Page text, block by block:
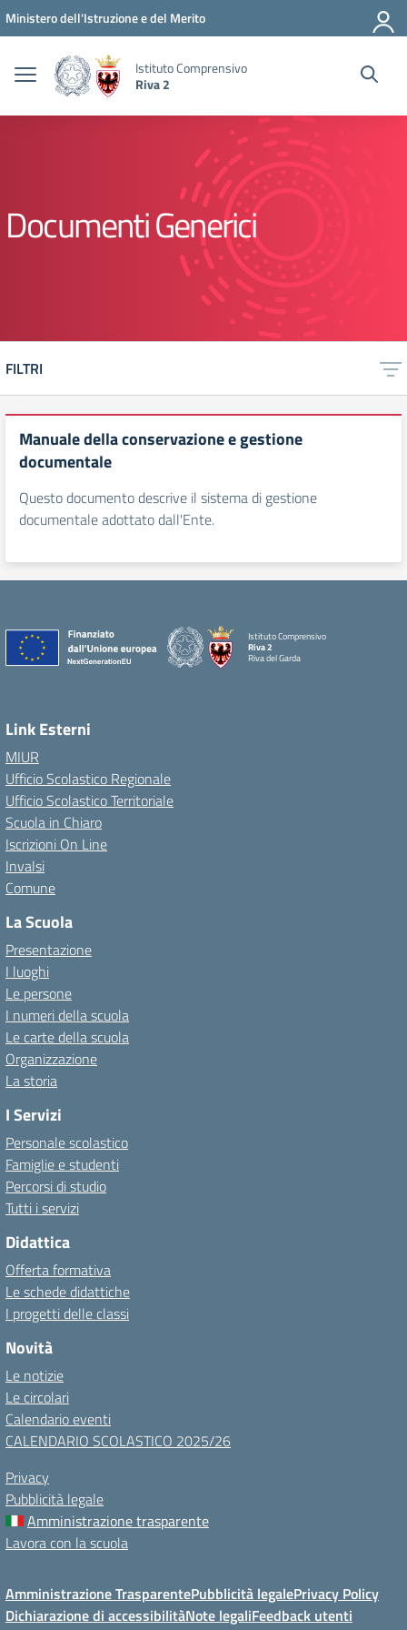
Vai ai contenuti
Vai al menu di navigazione
Vai al footer
Ministero dell'Istruzione e del Merito
Istituto Comprensivo
Riva 2
Documenti Generici
FILTRI
Manuale della conservazione e gestione
documentale
Questo documento descrive il sistema di gestione
documentale adottato dall'Ente.
Istituto Comprensivo
Riva 2
Riva del Garda
Link Esterni
MIUR
Ufficio Scolastico Regionale
Ufficio Scolastico Territoriale
Scuola in Chiaro
Iscrizioni On Line
Invalsi
Comune
La Scuola
Presentazione
I luoghi
Le persone
I numeri della scuola
Le carte della scuola
Organizzazione
La storia
I Servizi
Personale scolastico
Famiglie e studenti
Percorsi di studio
Tutti i servizi
Didattica
Offerta formativa
Le schede didattiche
I progetti delle classi
Novità
Le notizie
Le circolari
Calendario eventi
CALENDARIO SCOLASTICO 2025/26
Privacy
Pubblicità legale
Amministrazione trasparente
Lavora con la scuola
Amministrazione TrasparentePubblicità legalePrivacy Policy
Dichiarazione di accessibilitàNote legaliFeedback utenti